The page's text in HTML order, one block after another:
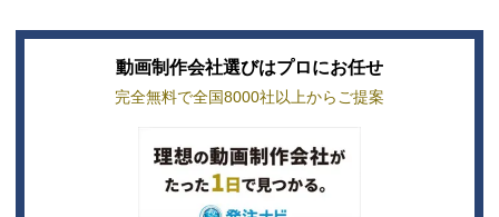
動画制作会社選びはプロにお任せ
完全無料で全国8000社以上からご提案